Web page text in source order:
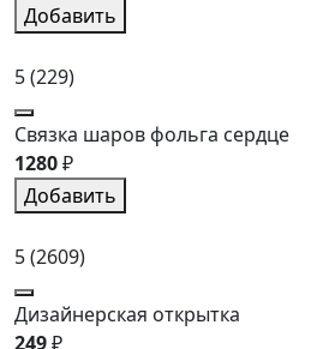
Добавить
5(229)
Связка шаров фольга сердце
1280₽
Добавить
5(2609)
Дизайнерская открытка
249₽